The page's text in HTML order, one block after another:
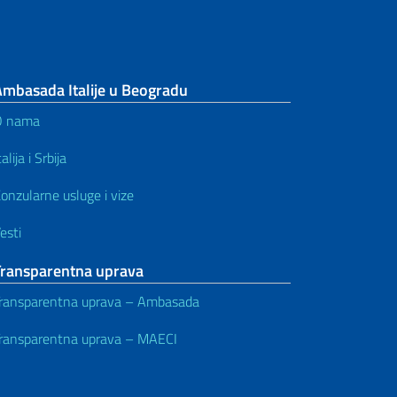
Italije u Beogradu
nama
i Srbija
usluge i vize
uprava
uprava – Ambasada
uprava – MAECI